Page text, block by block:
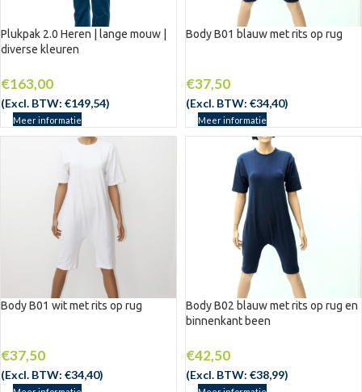
Plukpak 2.0 Heren | lange mouw |
diverse kleuren
€163,00
(Excl. BTW: €149,54)
Meer informatie
Body B01 blauw met rits op rug
€37,50
(Excl. BTW: €34,40)
Meer informatie
Body B01 wit met rits op rug
€37,50
(Excl. BTW: €34,40)
Body B02 blauw met rits op rug en
binnenkant been
€42,50
(Excl. BTW: €38,99)